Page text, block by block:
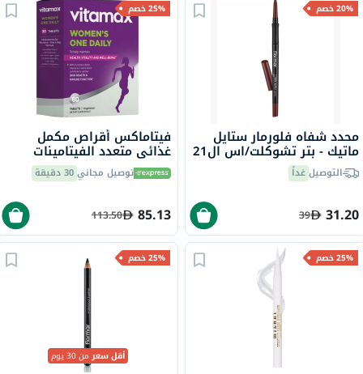
20% خصم
محدد شفاه فلورمار ستايل
ماتيك - بتر تشوكلت/اس ال21
التوصيلغداً
31.20
39
25% خصم
فيتاماكس أقراص مكمل
غذائي متعدد الفيتامينات
للنساء، مرة واحدة يوميًا،
حزمة من 60توصيل مجاني30 دقيقة
85.13
113.50
25% خصم 25% خصم
أقل سعرمن 30 يوم